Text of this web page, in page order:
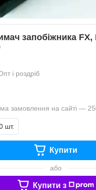
запобіжника FX,
і роздріб
замовлення на сайті —
шт.
Купити
або
Купити з